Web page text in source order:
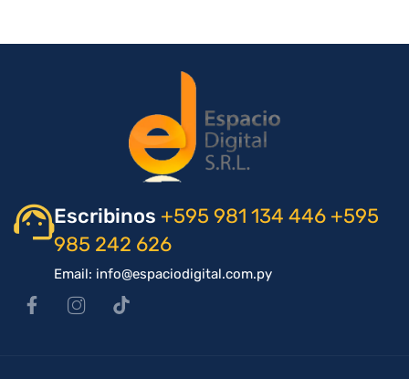
Escribinos +595 981 134 446 +595
985 242 626
Email: info@espaciodigital.com.py